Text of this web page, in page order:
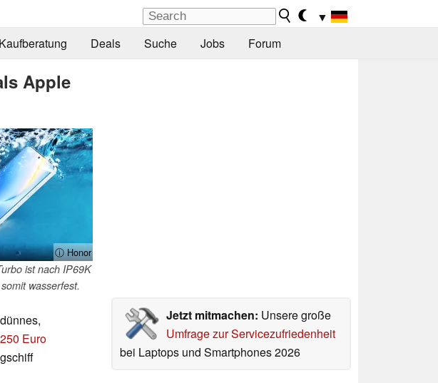
▼
Kaufberatung Deals Suche Jobs Forum
Apple
ⓘ Honor
ist nach IP69K
wasserfest.
Jetzt mitmachen: Unsere große
Umfrage zur Servicezufriedenheit
bei Laptops und Smartphones 2026
Euro